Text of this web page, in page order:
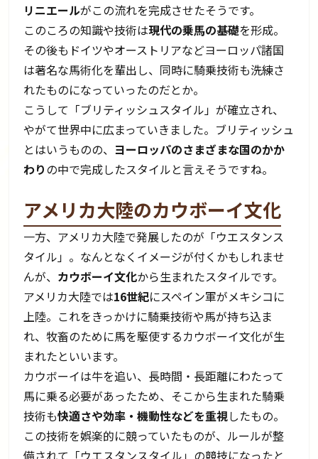
リニエールがこの流れを完成させたそうです。
このころの知識や技術は現代の乗馬の基礎を形成。
その後もドイツやオーストリアなどヨーロッパ諸国
は著名な馬術化を輩出し、同時に騎乗技術も洗練さ
れたものになっていったのだとか。
こうして「ブリティッシュスタイル」が確立され、
やがて世界中に広まっていきました。ブリティッシュ
とはいうものの、 ヨーロッパのさまざまな国のかか
わりの中で完成したスタイルと言えそうですね。
アメリカ大陸のカウボーイ文化
一方、アメリカ大陸で発展したのが「ウエスタンス
タイル」。なんとなくイメージが付くかもしれませ
んが、 カウボーイ文化から生まれたスタイルです。
アメリカ大陸では16世紀にスペイン軍がメキシコに
上陸。これをきっかけに騎乗技術や馬が持ち込ま
れ、牧畜のために馬を駆使するカウボーイ文化が生
まれたといいます。
カウボーイは牛を追い、長時間・長距離にわたって
馬に乗る必要があったため、そこから生まれた騎乗
技術も快適さや効率・機動性などを重視したもの。
この技術を娯楽的に競っていたものが、ルールが整
備されて「ウエスタンスタイル」の競技になったと